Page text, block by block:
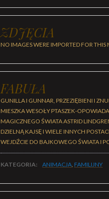
ZDJĘCIA
NO IMAGES WERE IMPORTED FOR THIS
FABUŁA
GUNILLA I GUNNAR, PRZEZIĘBIENI I
MIESZKA WESOŁY PTASZEK-
MAGICZNEGO ŚWIATA ASTRID
DZIELNĄ KAJSĘ I WIELE INNYCH
WEJDŹCIE DO BAJKOWEGO ŚWIATA I
KATEGORIA: ANIMACJA, FAMILIJNY